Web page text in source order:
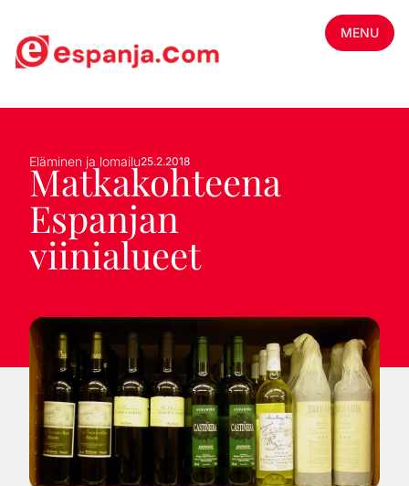
MENU
Eläminen ja lomailu25.2.2018
Matkakohteena
Espanjan
viinialueet